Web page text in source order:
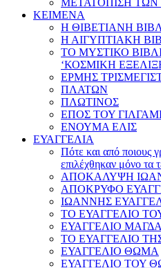
ΜΕΤΑΤΟΠΙΣΗ
ΚΕΙΜΕΝΑ
Η ΘΙΒΕΤΙΑΝΗ
Η ΑΙΓΥΠΤΙΑΚΗ
ΤΟ ΜΥΣΤΙΚΟ
‘ΚΟΣΜΙΚΗ
ΕΡΜΗΣ
ΠΛΑΤΩΝ
ΠΛΩΤΙΝΟΣ
ΕΠΟΣ ΤΟΥ
ΕΝΟΥΜΑ ΕΛΙΣ
ΕΥΑΓΓΕΛΙΑ
Πότε και από ποιους
επιλέχθηκαν μόνο τα
ΑΠΟΚΑΛΥΨΗ
ΑΠΟΚΡΥΦΟ
ΙΩΑΝΝΗΣ
ΤΟ ΕΥΑΓΓΕΛΙΟ
ΕΥΑΓΓΕΛΙΟ
ΤΟ ΕΥΑΓΓΕΛΙΟ
ΕΥΑΓΓΕΛΙΟ ΘΩΜΑ
ΕΥΑΓΓΕΛΙΟ ΤΟΥ